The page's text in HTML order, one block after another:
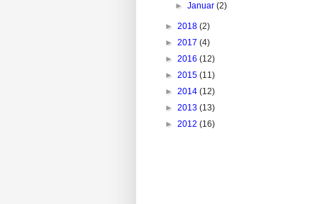
►Januar(2)
► 2018 (2)
► 2017 (4)
► 2016 (12)
► 2015 (11)
► 2014 (12)
► 2013 (13)
► 2012 (16)